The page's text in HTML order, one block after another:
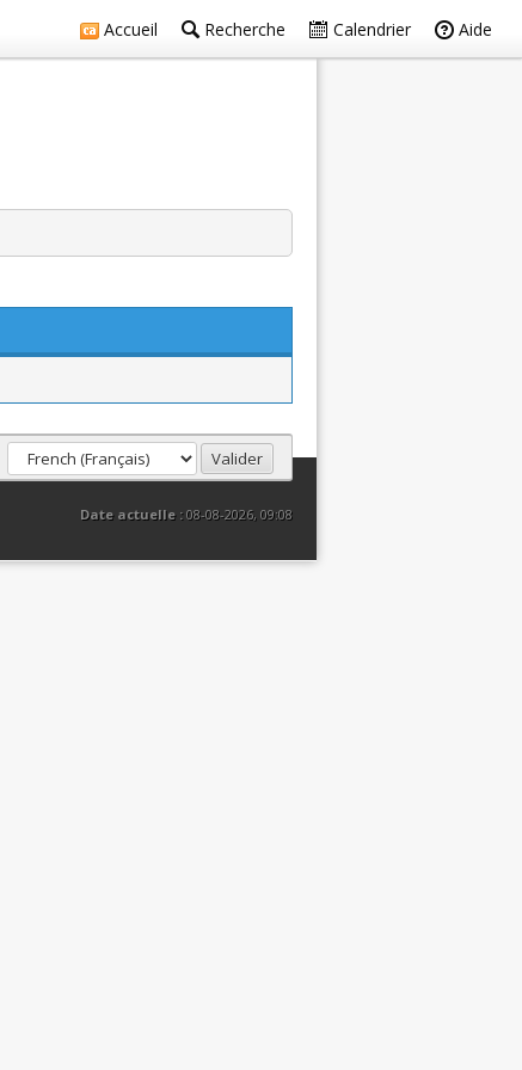
Accueil Recherche Calendrier Aide
Date actuelle :08-08-2026, 09:08